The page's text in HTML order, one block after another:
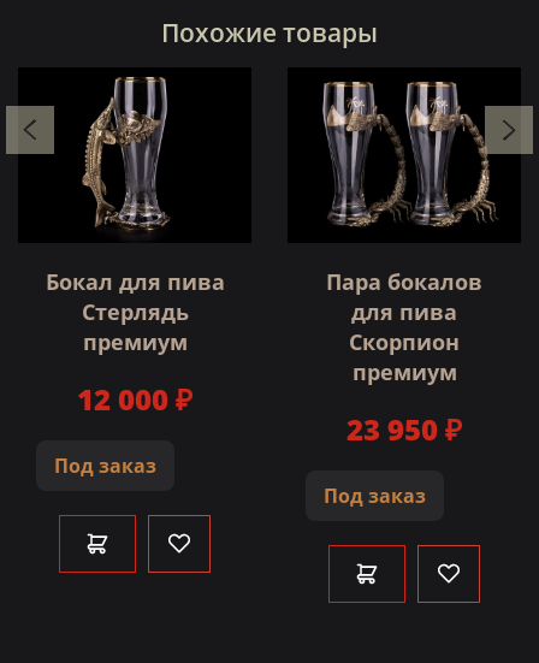
Похожие товары
Бокал для пива
Стерлядь
премиум
Под заказ
12 000 ₽
Пара бокалов
для пива
Скорпион
премиум
Под заказ
23 950 ₽